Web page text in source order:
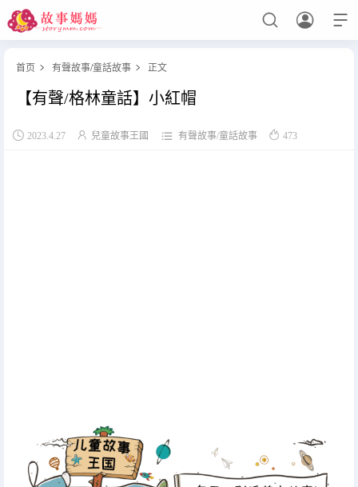



设置菜单 查看教程
首页  有聲故事/童話故事  正文
【有聲/格林童話】小紅帽
 2023.4.27  兒童故事王國  有聲故事/童話故事  473